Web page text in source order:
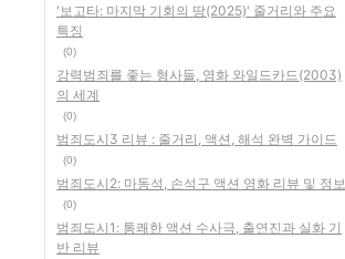
'보고타: 마지막 기회의 땅(2025)' 줄거리와 주요
특징
(0)
강력범죄를 좇는 형사들, 영화 와일드카드(2003)
의 세계
(0)
범죄도시3 리뷰 : 줄거리, 액션, 해석 완벽 가이드
(0)
범죄도시2: 마동석, 손석구 액션 영화 리뷰 및 정보
(0)
범죄도시1: 통쾌한 액션 수사극, 출연진과 실화 기
반 리뷰